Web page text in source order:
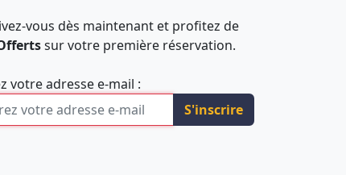
vous dès maintenant et profitez de
sur votre première réservation.
votre adresse e-mail :
S'inscrire